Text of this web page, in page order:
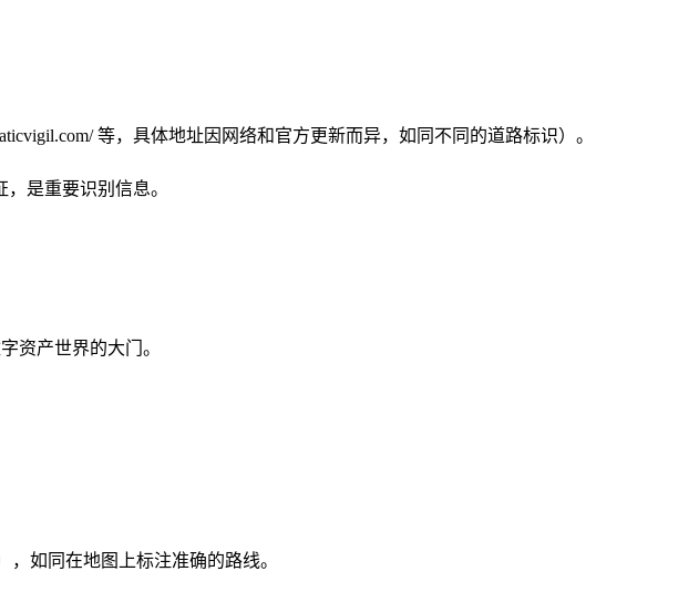
等，具体地址因网络和官方更新而异，如同不同的道路标识）。
是重要识别信息。
资产世界的大门。
，如同在地图上标注准确的路线。